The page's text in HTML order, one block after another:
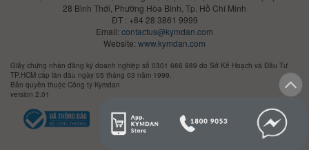
28 Bình Thới, Phường Hòa Bình, Tp. Hồ Chí Minh
ĐT : +84 28 3861 9999
Email: contactus@kymdan.com
Website: www.kymdan.com
Giấy chứng nhận đăng ký doanh nghiệp số 0301 666 989 do Sở Kế Hoạch và Đầu Tư
TP.HCM cấp lần đầu ngày 05 tháng 03 năm 1999.
Bản quyền thuộc Công ty Kymdan
version 2.01